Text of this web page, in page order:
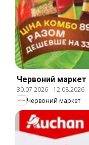
Червоний маркет
30.07.2026- 12.08.2026
Червоний маркет